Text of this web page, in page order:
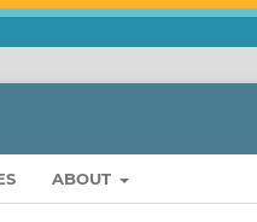
ABOUT